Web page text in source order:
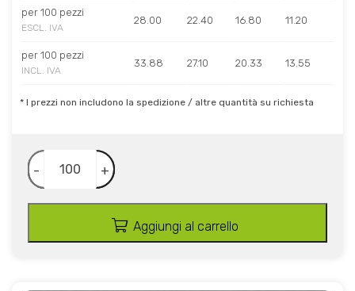
per 100 pezzi
ESCL. IVA
28.00 22.40 16.80 11.20
per 100 pezzi
INCL. IVA
33.88 27.10 20.33 13.55
* I prezzi non includono la spedizione / altre quantità su richiesta
- +
Aggiungi al carrello